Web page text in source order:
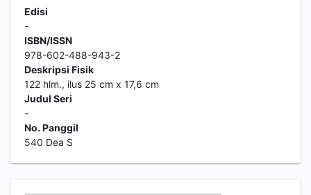
Edisi
-
ISBN/ISSN
978-602-488-943-2
Deskripsi Fisik
122 hlm., ilus 25 cm x 17,6 cm
Judul Seri
-
No. Panggil
540 Dea S